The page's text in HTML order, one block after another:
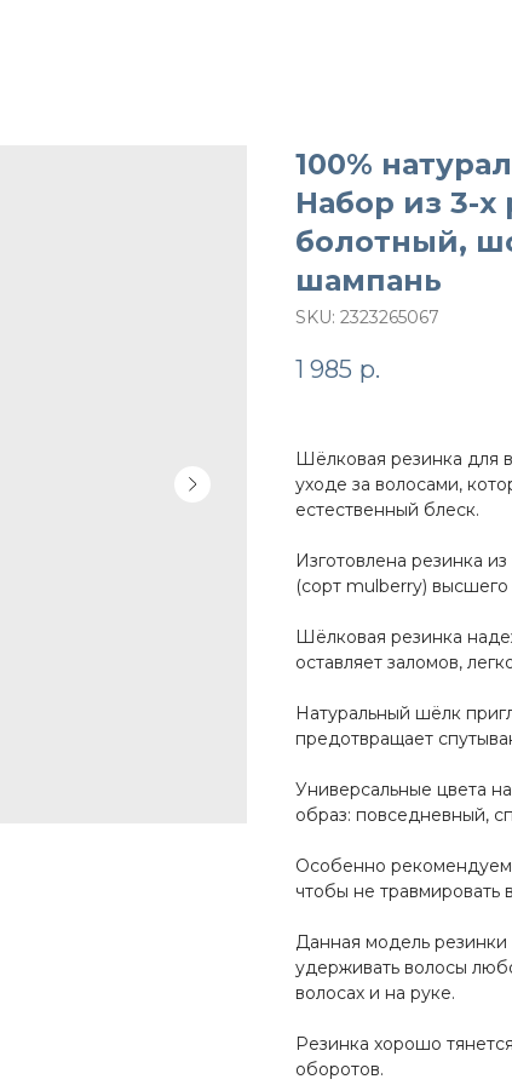
100%
Набор из 3-х
болотный,
шампань
SKU: 2323265067
1 985 р.
Шёлковая резинка для
уходе за волосами,
естественный блеск.
Изготовлена резинка
(сорт mulberry)
Шёлковая резинка
оставляет заломов,
Натуральный шёлк
предотвращает
Универсальные цвета
образ: повседневный,
Особенно рекомендуем
чтобы не
Данная модель
удерживать волосы
волосах и на руке.
Резинка хорошо
оборотов.